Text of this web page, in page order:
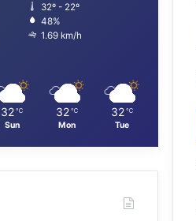
32º - 22º
48%
1.69 km/h
32 ℃
Sun
32 ℃
Mon
32 ℃
Tue